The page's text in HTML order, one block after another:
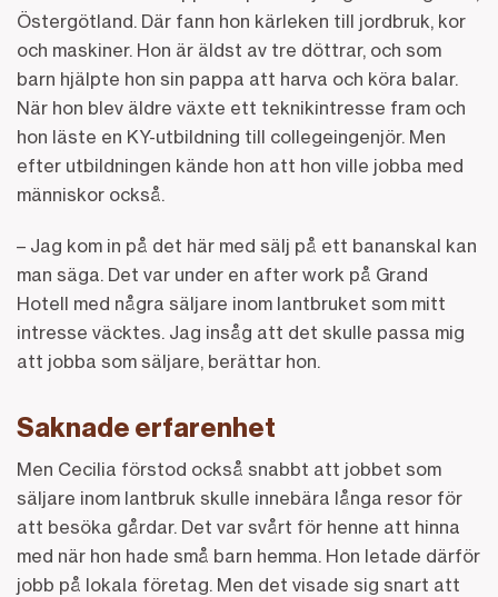
Östergötland. Där fann hon kärleken till jordbruk, kor
och maskiner. Hon är äldst av tre döttrar, och som
barn hjälpte hon sin pappa att harva och köra balar.
När hon blev äldre växte ett teknikintresse fram och
hon läste en KY-utbildning till collegeingenjör. Men
efter utbildningen kände hon att hon ville jobba med
människor också.
– Jag kom in på det här med sälj på ett bananskal kan
man säga. Det var under en after work på Grand
Hotell med några säljare inom lantbruket som mitt
intresse väcktes. Jag insåg att det skulle passa mig
att jobba som säljare, berättar hon.
Saknade erfarenhet
Men Cecilia förstod också snabbt att jobbet som
säljare inom lantbruk skulle innebära långa resor för
att besöka gårdar. Det var svårt för henne att hinna
med när hon hade små barn hemma. Hon letade därför
jobb på lokala företag. Men det visade sig snart att